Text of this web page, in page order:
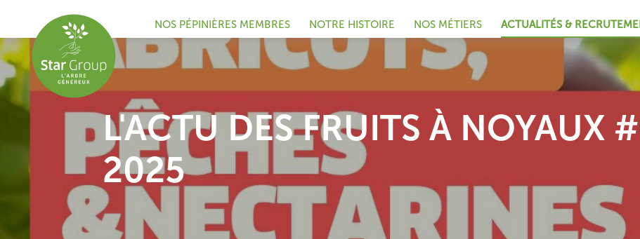
NOS PÉPINIÈRES MEMBRES NOTRE HISTOIRE NOS MÉTIERS ACTUALITÉS &
L'ACTU DES FRUITS À NOYAUX
2025